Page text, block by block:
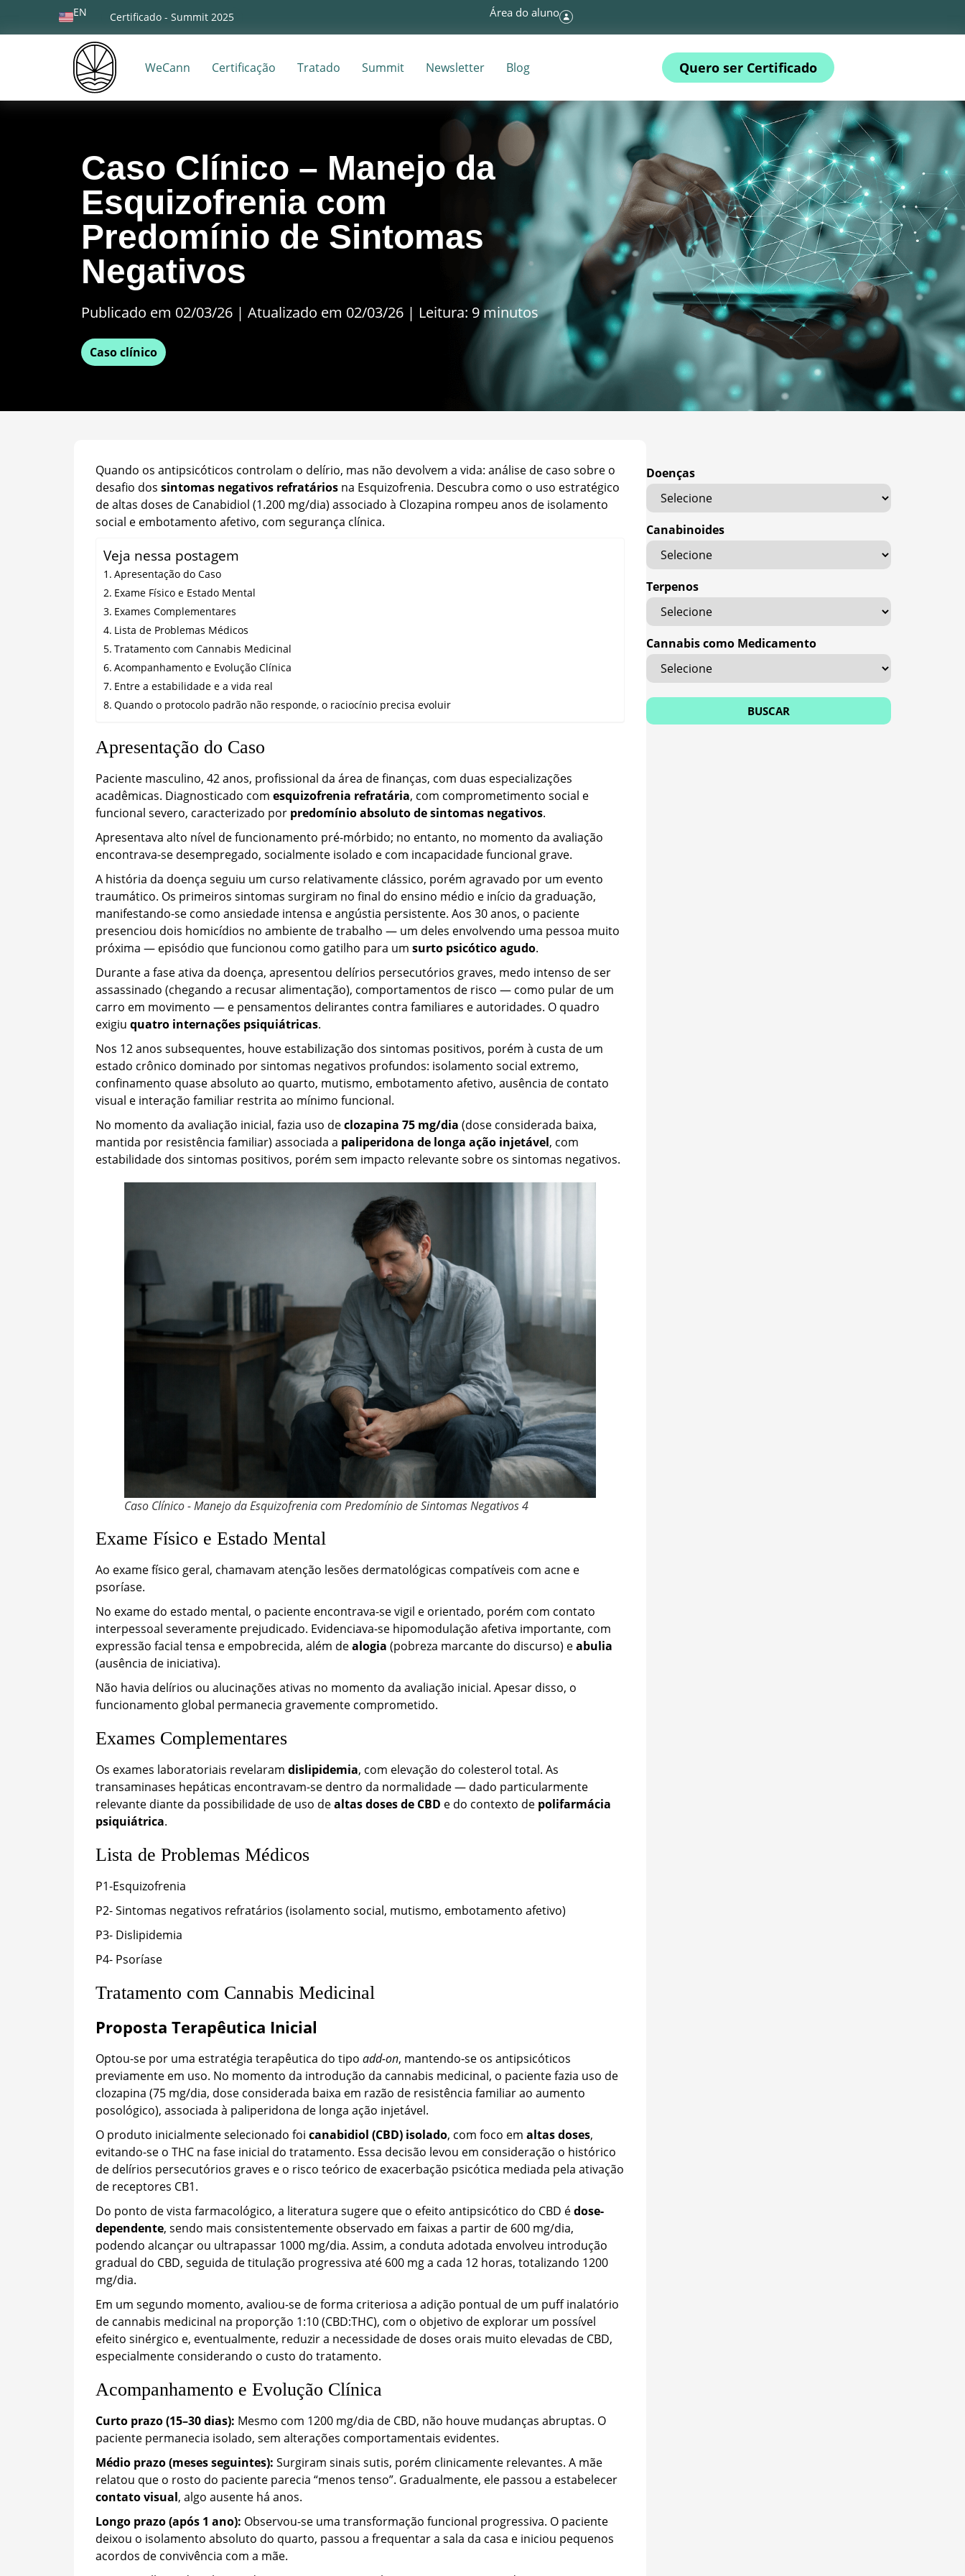
EN Certificado - Summit 2025 Área do aluno
WeCann Certificação Tratado Summit Newsletter Blog Quero ser Certificado
Caso Clínico – Manejo da
Esquizofrenia com
Predomínio de Sintomas
Negativos
Publicado em 02/03/26 | Atualizado em 02/03/26 | Leitura: 9 minutos
Caso clínico
Quando os antipsicóticos controlam o delírio, mas não devolvem a vida: análise de caso sobre o
desafio dos sintomas negativos refratáriosna Esquizofrenia. Descubra como o uso estratégico
de altas doses de Canabidiol (1.200 mg/dia) associado à Clozapina rompeu anos de isolamento
social e embotamento afetivo, com segurança clínica.
Veja nessa postagem
Apresentação do Caso
Exame Físico e Estado Mental
Exames Complementares
Lista de Problemas Médicos
Tratamento com Cannabis Medicinal
Acompanhamento e Evolução Clínica
Entre a estabilidade e a vida real
Quando o protocolo padrão não responde, o raciocínio precisa evoluir
Apresentação do Caso
Paciente masculino, 42 anos, profissional da área de finanças, com duas especializações
acadêmicas. Diagnosticado com esquizofrenia refratária, com comprometimento social e
funcional severo, caracterizado por predomínio absoluto de sintomas negativos.
Apresentava alto nível de funcionamento pré-mórbido; no entanto, no momento da avaliação
encontrava-se desempregado, socialmente isolado e com incapacidade funcional grave.
A história da doença seguiu um curso relativamente clássico, porém agravado por um evento
traumático. Os primeiros sintomas surgiram no final do ensino médio e início da graduação,
manifestando-se como ansiedade intensa e angústia persistente. Aos 30 anos, o paciente
presenciou dois homicídios no ambiente de trabalho — um deles envolvendo uma pessoa muito
próxima — episódio que funcionou como gatilho para um surto psicótico agudo.
Durante a fase ativa da doença, apresentou delírios persecutórios graves, medo intenso de ser
assassinado (chegando a recusar alimentação), comportamentos de risco — como pular de um
carro em movimento — e pensamentos delirantes contra familiares e autoridades. O quadro
exigiu quatro internações psiquiátricas.
Nos 12 anos subsequentes, houve estabilização dos sintomas positivos, porém à custa de um
estado crônico dominado por sintomas negativos profundos: isolamento social extremo,
confinamento quase absoluto ao quarto, mutismo, embotamento afetivo, ausência de contato
visual e interação familiar restrita ao mínimo funcional.
No momento da avaliação inicial, fazia uso declozapina 75 mg/dia (dose considerada baixa,
mantida por resistência familiar) associada a paliperidona de longa ação injetável, com
estabilidade dos sintomas positivos, porém sem impacto relevante sobre os sintomas negativos.
Caso Clínico - Manejo da Esquizofrenia com Predomínio de Sintomas Negativos 4
Exame Físico e Estado Mental
Ao exame físico geral, chamavam atenção lesões dermatológicas compatíveis com acne e
psoríase.
No exame do estado mental, o paciente encontrava-se vigil e orientado, porém com contato
interpessoal severamente prejudicado. Evidenciava-se hipomodulação afetiva importante, com
expressão facial tensa e empobrecida, além dealogia (pobreza marcante do discurso) eabulia
(ausência de iniciativa).
Não havia delírios ou alucinações ativas no momento da avaliação inicial. Apesar disso, o
funcionamento global permanecia gravemente comprometido.
Exames Complementares
Os exames laboratoriais revelaram dislipidemia, com elevação do colesterol total. As
transaminases hepáticas encontravam-se dentro da normalidade — dado particularmente
relevante diante da possibilidade de uso dealtas doses de CBD e do contexto de polifarmácia
psiquiátrica.
Lista de Problemas Médicos
P1-Esquizofrenia
P2- Sintomas negativos refratários (isolamento social, mutismo, embotamento afetivo)
P3- Dislipidemia
P4- Psoríase
Tratamento com Cannabis Medicinal
Proposta Terapêutica Inicial
Optou-se por uma estratégia terapêutica do tipo add-on, mantendo-se os antipsicóticos
previamente em uso. No momento da introdução da cannabis medicinal, o paciente fazia uso de
clozapina (75 mg/dia, dose considerada baixa em razão de resistência familiar ao aumento
posológico), associada à paliperidona de longa ação injetável.
O produto inicialmente selecionado foi canabidiol (CBD) isolado, com foco em altas doses,
evitando-se o THC na fase inicial do tratamento. Essa decisão levou em consideração o histórico
de delírios persecutórios graves e o risco teórico de exacerbação psicótica mediada pela ativação
de receptores CB1.
Do ponto de vista farmacológico, a literatura sugere que o efeito antipsicótico do CBD édose-
dependente, sendo mais consistentemente observado em faixas a partir de 600 mg/dia,
podendo alcançar ou ultrapassar 1000 mg/dia. Assim, a conduta adotada envolveu introdução
gradual do CBD, seguida de titulação progressiva até 600 mg a cada 12 horas, totalizando 1200
mg/dia.
Em um segundo momento, avaliou-se de forma criteriosa a adição pontual de um puff inalatório
de cannabis medicinal na proporção 1:10 (CBD:THC), com o objetivo de explorar um possível
efeito sinérgico e, eventualmente, reduzir a necessidade de doses orais muito elevadas de CBD,
especialmente considerando o custo do tratamento.
Acompanhamento e Evolução Clínica
Curto prazo (15–30 dias): Mesmo com 1200 mg/dia de CBD, não houve mudanças abruptas. O
paciente permanecia isolado, sem alterações comportamentais evidentes.
Médio prazo (meses seguintes): Surgiram sinais sutis, porém clinicamente relevantes. A mãe
relatou que o rosto do paciente parecia “menos tenso”. Gradualmente, ele passou a estabelecer
contato visual, algo ausente há anos.
Longo prazo (após 1 ano): Observou-se uma transformação funcional progressiva. O paciente
deixou o isolamento absoluto do quarto, passou a frequentar a sala da casa e iniciou pequenos
acordos de convivência com a mãe.
Doenças
Canabinoides
Terpenos
Cannabis como Medicamento